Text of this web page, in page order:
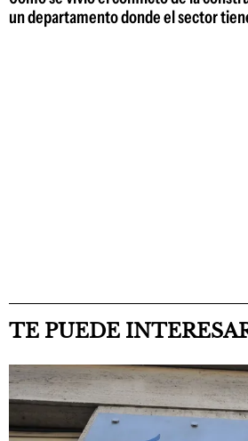
un departamento donde el sector
TE PUEDE